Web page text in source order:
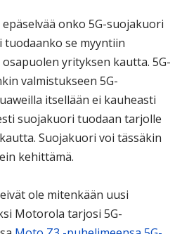
onko 5G-suojakuori
tuodaanko se myyntiin
yrityksen kautta. 5G-
valmistukseen 5G-
itsellään ei kauheasti
suojakuori tuodaan tarjolle
Suojakuori voi tässäkin
kehittämä.
ole mitenkään uusi
Motorola tarjosi 5G-